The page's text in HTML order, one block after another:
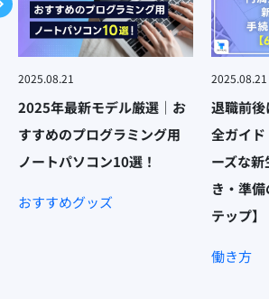
2025.08.21
2025年最新モデル厳選｜お
すすめのプログラミング用
ノートパソコン10選！
おすすめグッズ
2025.08.21
退職前
全ガイ
ーズな
き・準
テップ】
働き方